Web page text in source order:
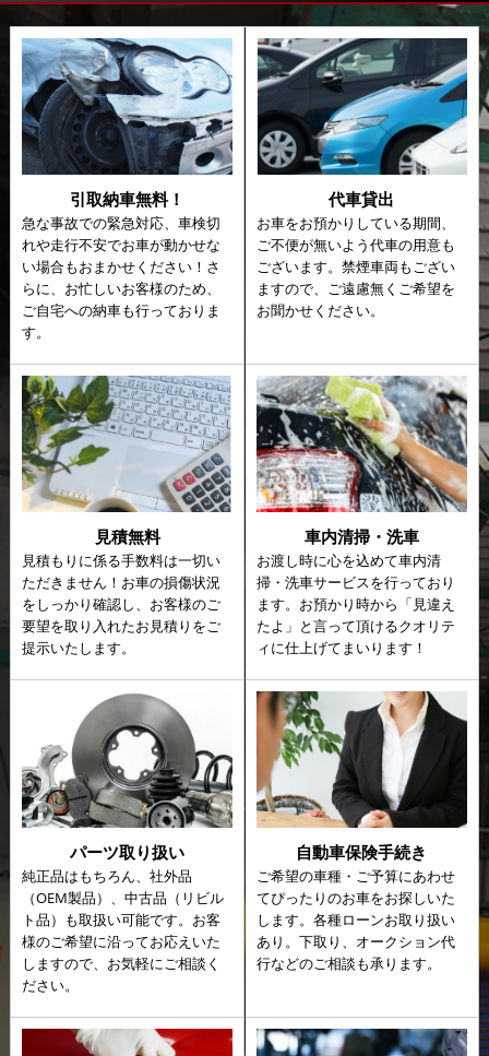
引取納車無料！
急な事故での緊急対応、車検切
れや走行不安でお車が動かせな
い場合もおまかせください！さ
らに、お忙しいお客様のため、
ご自宅への納車も行っておりま
す。
代車貸出
お車をお預かりしている期間、
ご不便が無いよう代車の用意も
ございます。禁煙車両もござい
ますので、ご遠慮無くご希望を
お聞かせください。
見積無料
見積もりに係る手数料は一切い
ただきません！お車の損傷状況
をしっかり確認し、お客様のご
要望を取り入れたお見積りをご
提示いたします。
車内清掃・洗車
お渡し時に心を込めて車内清
掃・洗車サービスを行っており
ます。お預かり時から「見違え
たよ」と言って頂けるクオリテ
ィに仕上げてまいります！
パーツ取り扱い
純正品はもちろん、社外品
（OEM製品）、中古品（リビル
ト品）も取扱い可能です。お客
様のご希望に沿ってお応えいた
しますので、お気軽にご相談く
ださい。
自動車保険手続き
ご希望の車種・ご予算にあわせ
てぴったりのお車をお探しいた
します。各種ローンお取り扱い
あり。下取り、オークション代
行などのご相談も承ります。